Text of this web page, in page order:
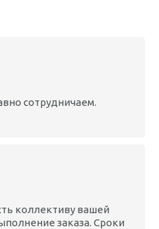
сотрудничаем.
коллективу вашей
заказа. Сроки